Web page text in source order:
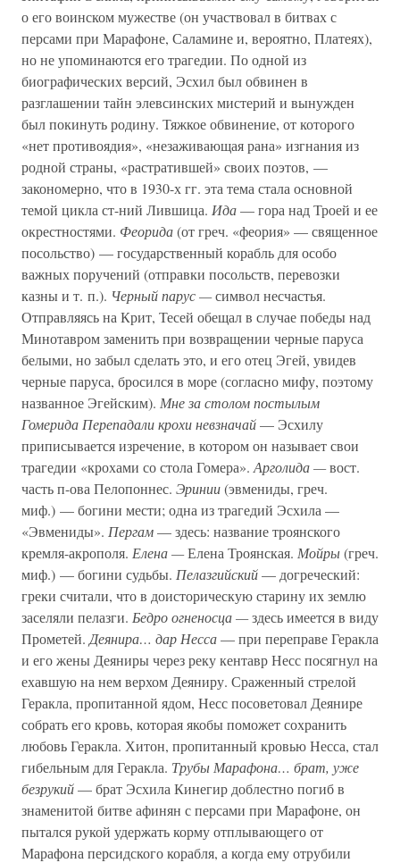
о его воинском мужестве (он участвовал в битвах с
персами при Марафоне, Саламине и, вероятно, Платеях),
но не упоминаются его трагедии. По одной из
биографических версий, Эсхил был обвинен в
разглашении тайн элевсинских мистерий и вынужден
был покинуть родину. Тяжкое обвинение, от которого
«нет противоядия», «незаживающая рана» изгнания из
родной страны, «растратившей» своих поэтов, —
закономерно, что в 1930-х гг. эта тема стала основной
темой цикла ст-ний Лившица. Ида— гора над Троей и ее
окрестностями. Феорида(от греч. «феория» — священное
посольство) — государственный корабль для особо
важных поручений (отправки посольств, перевозки
казны и т. п.). Черный парус —символ несчастья.
Отправляясь на Крит, Тесей обещал в случае победы над
Минотавром заменить при возвращении черные паруса
белыми, но забыл сделать это, и его отец Эгей, увидев
черные паруса, бросился в море (согласно мифу, поэтому
названное Эгейским). Мне за столом постылым
Гомерида Перепадали крохи невзначай— Эсхилу
приписывается изречение, в котором он называет свои
трагедии «крохами со стола Гомера». Арголида —вост.
часть п-ова Пелопоннес. Эринии(эвмениды, греч.
миф.) — богини мести; одна из трагедий Эсхила —
«Эвмениды». Пергам— здесь: название троянского
кремля-акрополя. Елена —Елена Троянская. Мойры(греч.
миф.) — богини судьбы. Пелазгийский— догреческий:
греки считали, что в доисторическую старину их землю
заселяли пелазги. Бедро огненосца —здесь имеется в виду
Прометей. Деянира… дар Несса— при переправе Геракла
и его жены Деяниры через реку кентавр Несс посягнул на
ехавшую на нем верхом Деяниру. Сраженный стрелой
Геракла, пропитанной ядом, Несс посоветовал Деянире
собрать его кровь, которая якобы поможет сохранить
любовь Геракла. Хитон, пропитанный кровью Несса, стал
гибельным для Геракла. Трубы Марафона… брат, уже
безрукий— брат Эсхила Кинегир доблестно погиб в
знаменитой битве афинян с персами при Марафоне, он
пытался рукой удержать корму отплывающего от
Марафона персидского корабля, а когда ему отрубили